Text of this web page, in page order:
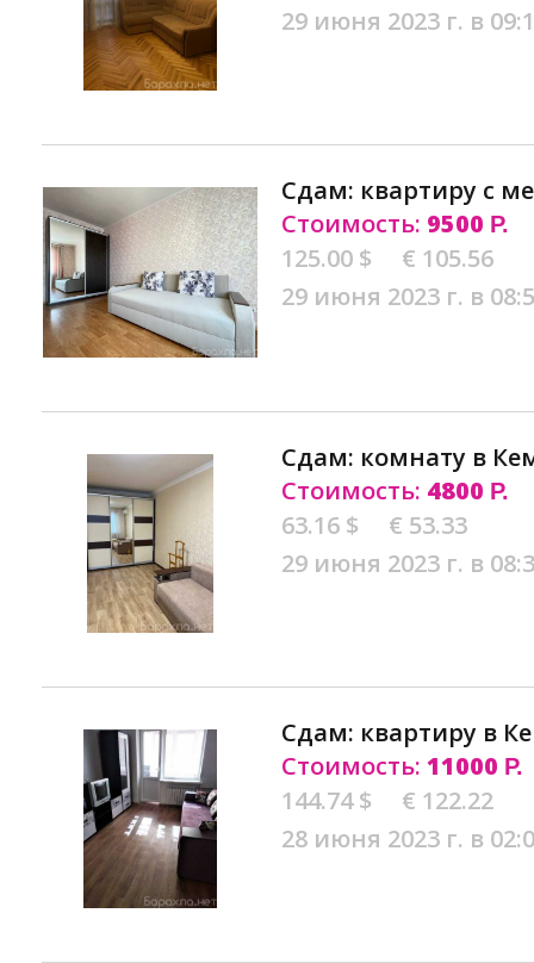
29 июня 2023 г. в
Сдам: квартиру с
Стоимость: 9500 Р.
125.00 $
€ 105.56
29 июня 2023 г. в
Сдам: комнату в
Стоимость: 4800 Р.
63.16 $
€ 53.33
29 июня 2023 г. в
Сдам: квартиру в
Стоимость: 11000 Р.
144.74 $
€ 122.22
28 июня 2023 г. в